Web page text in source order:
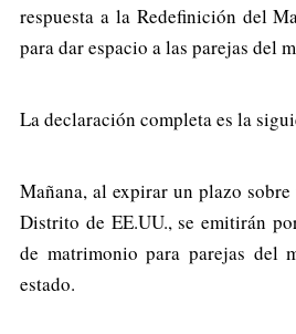
respuesta a la Redefinición del
para dar espacio a las parejas del
La declaración completa es la
Mañana, al expirar un plazo
Distrito de EE.UU., se emitirán
de matrimonio para parejas del
estado.